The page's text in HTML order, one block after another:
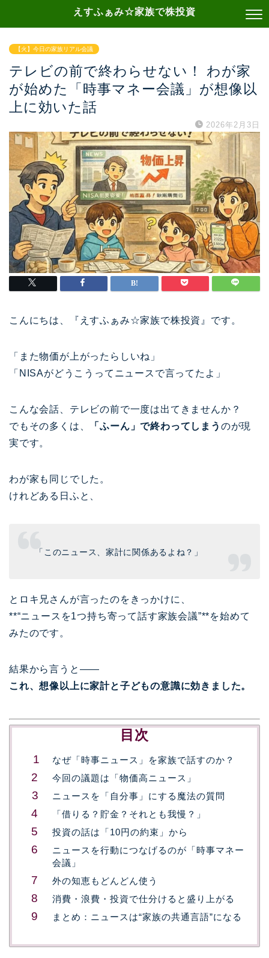
えすふぁみ☆家族で株投資
【火】今日の家族リアル会議
テレビの前で終わらせない！ わが家
が始めた「時事マネー会議」が想像以
上に効いた話
2026年2月3日
こんにちは、『えすふぁみ☆家族で株投資』です。
「また物価が上がったらしいね」
「NISAがどうこうってニュースで言ってたよ」
こんな会話、テレビの前で一度は出てきませんか？
でもその多くは、
「ふーん」で終わってしまう のが現
実です。
わが家も同じでした。
けれどある日ふと、
「このニュース、家計に関係あるよね？」
とロキ兄さんが言ったのをきっかけに、
**“ニュースを1つ持ち寄って話す家族会議”**を始めて
みたのです。
結果から言うと――
これ、想像以上に家計と子どもの意識に効きました。
目次
なぜ「時事ニュース」を家族で話すのか？
今回の議題は「物価高ニュース」
ニュースを「自分事」にする魔法の質問
「借りる？貯金？それとも我慢？」
投資の話は「10円の約束」から
ニュースを行動につなげるのが「時事マネー
会議」
外の知恵もどんどん使う
消費・浪費・投資で仕分けると盛り上がる
まとめ：ニュースは“家族の共通言語”になる